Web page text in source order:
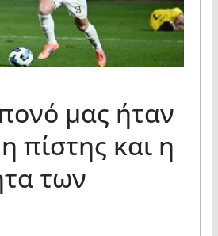
μας ήταν
πίστης και η
των